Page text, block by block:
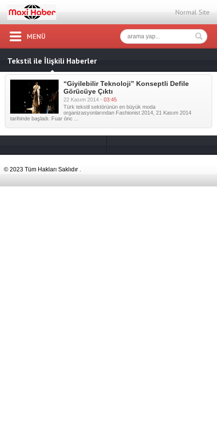
Normal Site
MENÜ
Tekstil ile İlişkili Haberler
“Giyilebilir Teknoloji” Konseptli Defile
Görücüye Çıktı
22 Kasım 2014 - 03:45
Türk tekstil sektörünün en büyük moda
organizasyonlarından Fashionist 2014, 21 Kasım 2014
tarihinde başladı. Fuar önc ...
© 2023 Tüm Hakları Saklıdır .